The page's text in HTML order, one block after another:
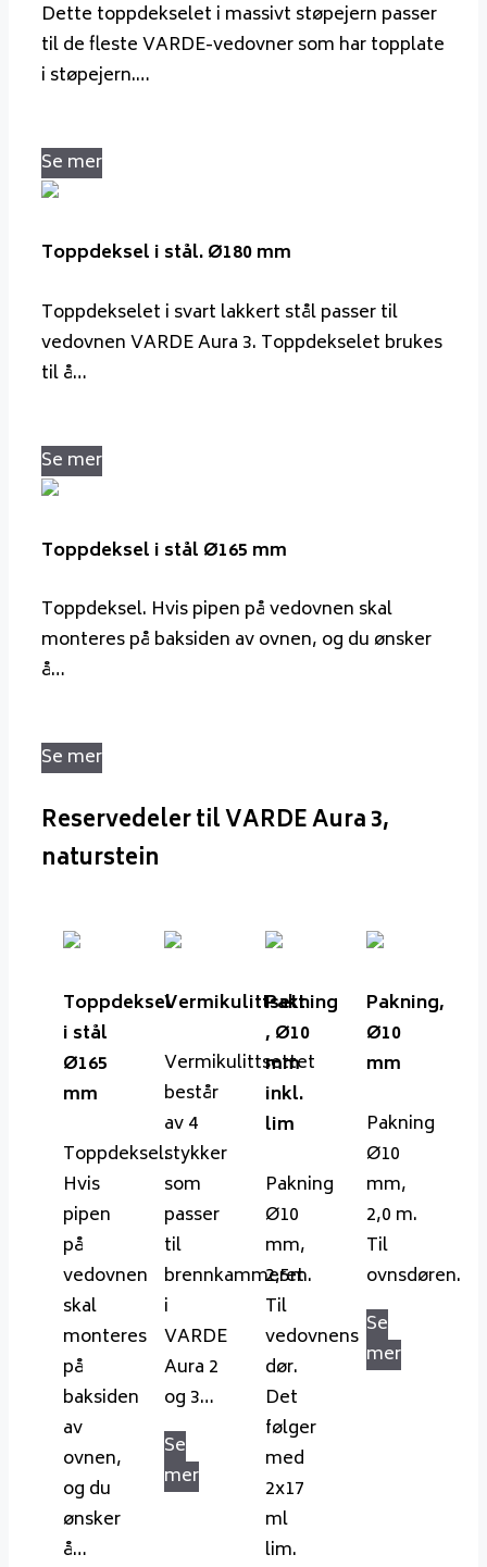
Dette toppdekselet i massivt støpejern passer
til de fleste VARDE-vedovner som har topplate
i støpejern.…
Se mer
Toppdeksel i stål. Ø180 mm
Toppdekselet i svart lakkert stål passer til
vedovnen VARDE Aura 3. Toppdekselet brukes
til å…
Se mer
Toppdeksel i stål Ø165 mm
Toppdeksel. Hvis pipen på vedovnen skal
monteres på baksiden av ovnen, og du ønsker
å…
Se mer
Reservedeler til VARDE Aura 3,
naturstein
Toppdeksel
i stål
Ø165
mm
Toppdeksel.
Hvis
pipen
på
vedovnen
skal
monteres
på
baksiden
av
ovnen,
og du
ønsker
å…
Vermikulittsett
Vermikulittsettet
består
av 4
stykker
som
passer
til
brennkammeret
i
VARDE
Aura 2
og 3…
Se
mer
Pakning
, Ø10
mm 
inkl.
lim
Pakning
Ø10
mm,
2,5m.
Til
vedovnens
dør.
Det
følger
med
2x17
ml
lim.
Pakning,
Ø10
mm
Pakning
Ø10
mm,
2,0 m.
Til
ovnsdøren.
Se
mer